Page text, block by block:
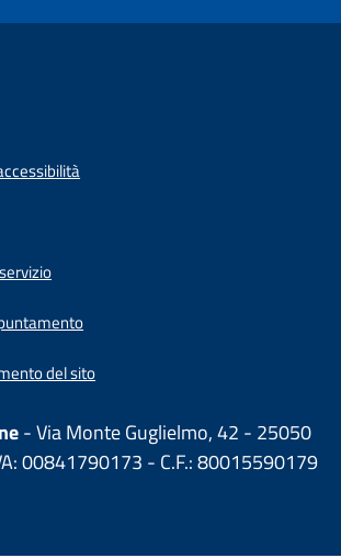
del sito
- Via Monte Guglielmo, 42 - 25050
00841790173 - C.F.: 80015590179